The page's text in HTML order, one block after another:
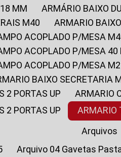
18 MM
ARMÁRIO BAIXO
M40
ARMARIO
ACOPLADO P/MESA
ACOPLADO P/MESA 40
ACOPLADO P/MESA
BAIXO SECRETARIA
2 PORTAS UP
2 PORTAS UP
Arquivos
Arquivo 04 Gavetas